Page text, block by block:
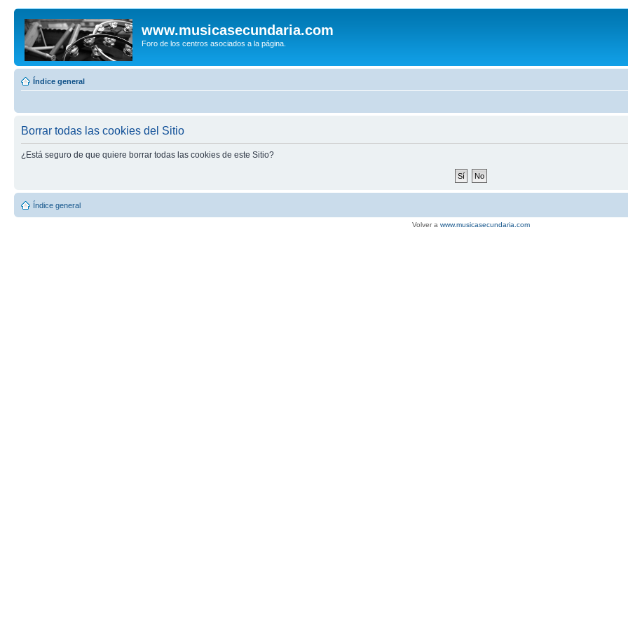
www.musicasecundaria.com
Foro de los centros asociados a la página.
Índice general
Borrar todas las cookies del Sitio
¿Está seguro de que quiere borrar todas las cookies de este Sitio?
Índice general
Volver a www.musicasecundaria.com